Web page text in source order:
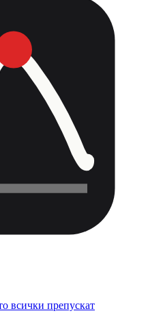
всички препускат